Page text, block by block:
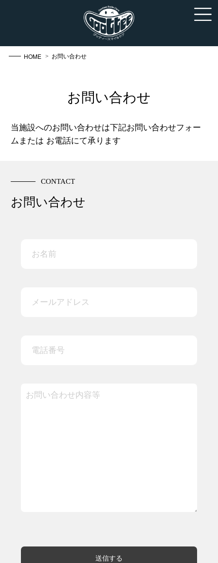
HOME > お問い合わせ
お問い合わせ
当施設へのお問い合わせは下記お問い合わせフォー
ムまたは お電話にて承ります
CONTACT
お問い合わせ